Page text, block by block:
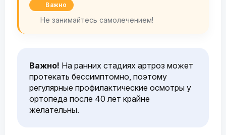
Важно
Не занимайтесь самолечением!
Важно! На ранних стадиях артроз может
протекать бессимптомно, поэтому
регулярные профилактические осмотры у
ортопеда после 40 лет крайне
желательны.